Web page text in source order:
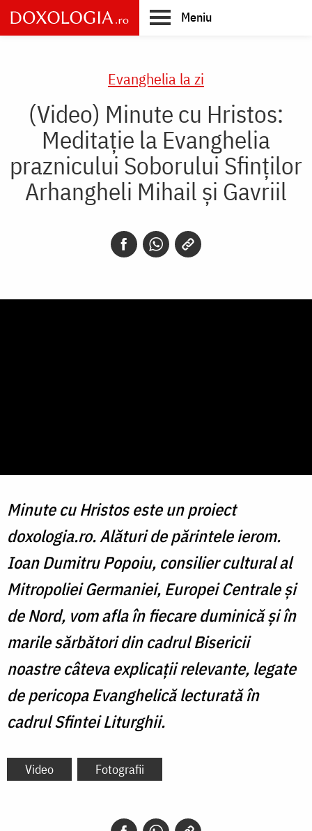
Skip
to
main
Meniu
Evanghelia la zi
(Video) Minute cu Hristos:
Meditație la Evanghelia
praznicului Soborului Sfinților
Arhangheli Mihail și Gavriil
Minute cu Hristos este un proiect
doxologia.ro. Alături de părintele ierom.
Ioan Dumitru Popoiu, consilier cultural al
Mitropoliei Germaniei, Europei Centrale și
de Nord, vom afla în fiecare duminică și în
marile sărbători din cadrul Bisericii
noastre câteva explicații relevante, legate
de pericopa Evanghelică lecturată în
cadrul Sfintei Liturghii.
Video Fotografii